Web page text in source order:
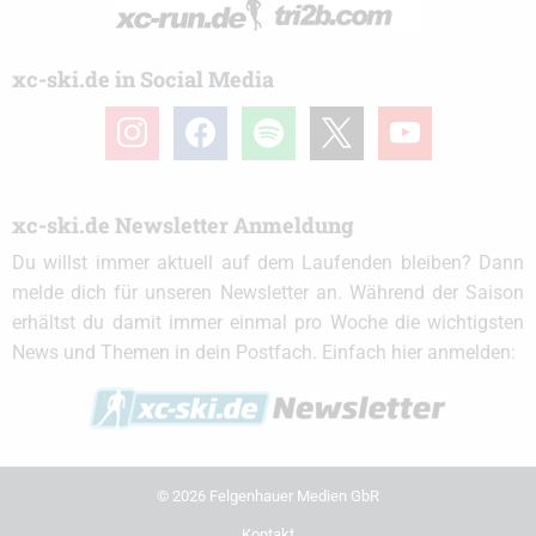
xc-ski.de in Social Media
instagramfacebook spotify youtube
xc-ski.de Newsletter Anmeldung
Du willst immer aktuell auf dem Laufenden bleiben? Dann
melde dich für unseren Newsletter an. Während der Saison
erhältst du damit immer einmal pro Woche die wichtigsten
News und Themen in dein Postfach. Einfach hier anmelden:
© 2026 Felgenhauer Medien GbR